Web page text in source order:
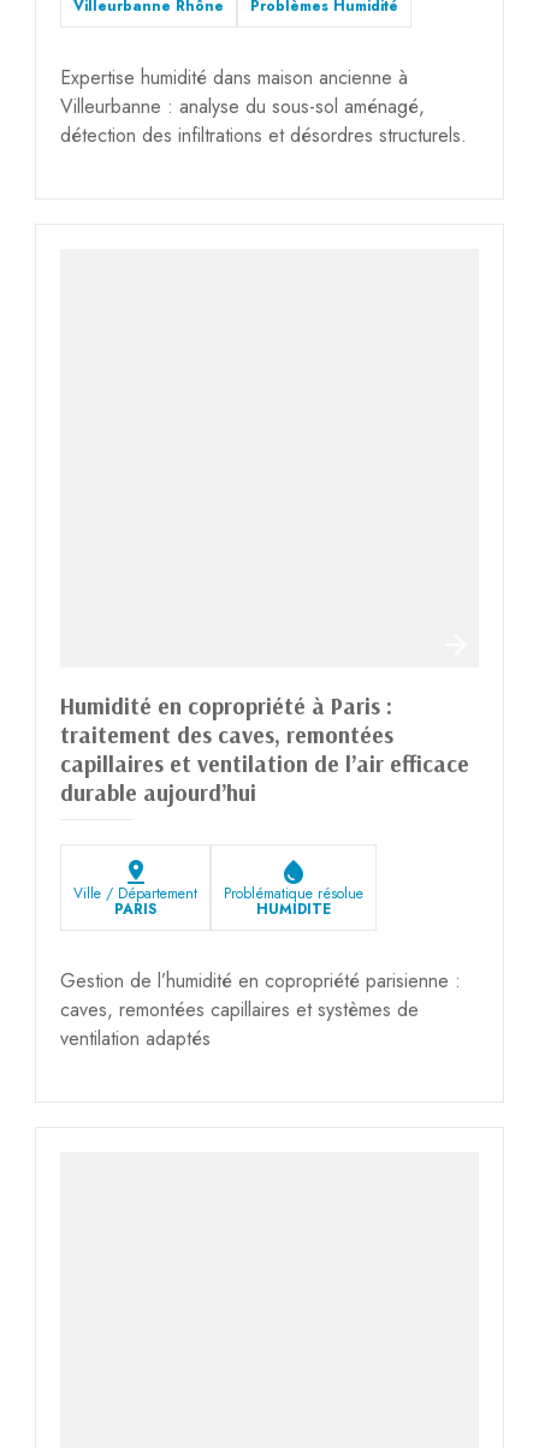
Villeurbanne Rhône Problèmes Humidité
Expertise humidité dans maison ancienne à
Villeurbanne : analyse du sous-sol aménagé,
détection des infiltrations et désordres structurels.
Humidité en copropriété à Paris :
traitement des caves, remontées
capillaires et ventilation de l’air efficace
durable aujourd’hui
pin_drop
Ville / Département
PARIS
water_drop
Problématique résolue
HUMIDITE
Gestion de l’humidité en copropriété parisienne :
caves, remontées capillaires et systèmes de
ventilation adaptés